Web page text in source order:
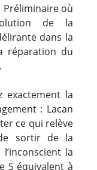
Préliminaire où
de la
dans la
réparation du
exactement la
: Lacan
ce qui relève
sortir de la
la
S équivalent à